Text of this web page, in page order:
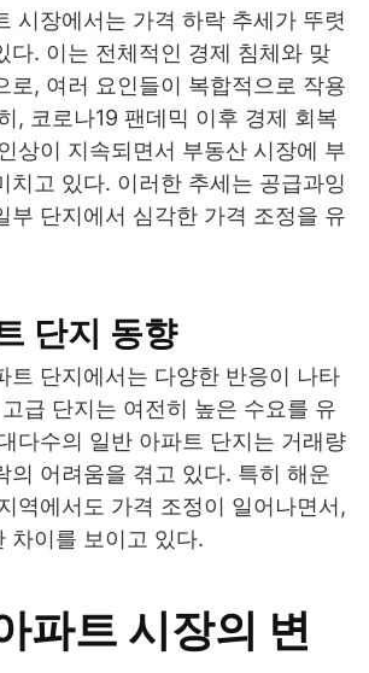
시장에서는 가격 하락 추세가 뚜렷
다. 이는 전체적인 경제 침체와 맞
로, 여러 요인들이 복합적으로 작용
, 코로나19 팬데믹 이후 경제 회복
상이 지속되면서 부동산 시장에 부
치고 있다. 이러한 추세는 공급과잉
부 단지에서 심각한 가격 조정을 유
단지 동향
트 단지에서는 다양한 반응이 나타
급 단지는 여전히 높은 수요를 유
다수의 일반 아파트 단지는 거래량
의 어려움을 겪고 있다. 특히 해운
역에서도 가격 조정이 일어나면서,
차이를 보이고 있다.
파트 시장의 변